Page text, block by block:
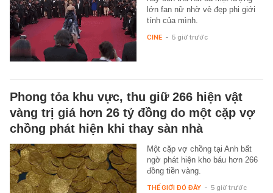
lớn fan nữ nhờ vẻ đẹp phi giới
tính của mình.
CINE - 5 giờ trước
Phong tỏa khu vực, thu giữ 266 hiện vật
vàng trị giá hơn 26 tỷ đồng do một cặp vợ
chồng phát hiện khi thay sàn nhà
Một cặp vợ chồng tại Anh bất
ngờ phát hiện kho báu hơn 266
đồng tiền vàng.
THẾ GIỚI ĐÓ ĐÂY - 5 giờ trước